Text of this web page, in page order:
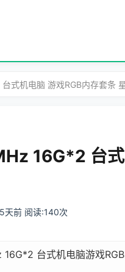
式机电脑 游戏RGB内存套条
16G*2 台
前 阅读:140次
台式机电脑游戏